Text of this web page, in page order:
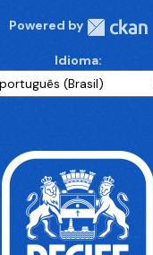
Powered by
Idioma